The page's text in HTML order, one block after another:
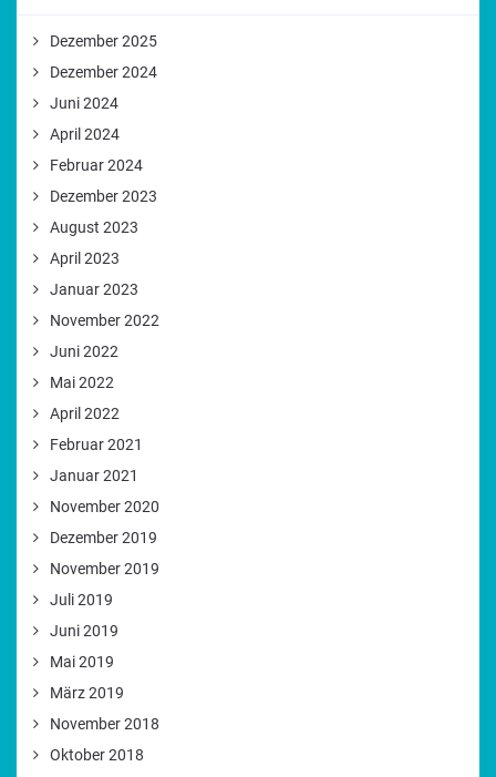
Dezember 2025
Dezember 2024
Juni 2024
April 2024
Februar 2024
Dezember 2023
August 2023
April 2023
Januar 2023
November 2022
Juni 2022
Mai 2022
April 2022
Februar 2021
Januar 2021
November 2020
Dezember 2019
November 2019
Juli 2019
Juni 2019
Mai 2019
März 2019
November 2018
Oktober 2018